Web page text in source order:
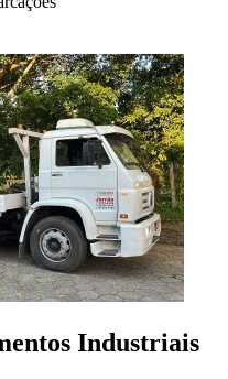
Industriais